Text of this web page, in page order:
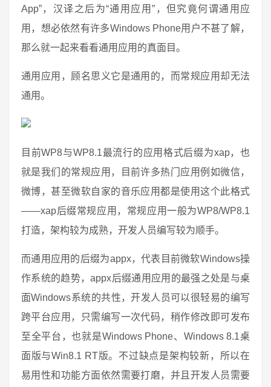
App”，汉译之后为“通用应用”，但究竟何谓通用应
用，想必依然有许多Windows Phone用户不甚了解，
那么就一起来看看通用应用的真面目。
通用应用，顾名思义它是通用的，而常规应用却无法
通用。
目前WP8与WP8.1最流行的应用格式后缀为xap，也
就是我们的常规应用，目前许多热门应用例如微信，
微博，甚至微软自家的音乐应用都是使用这个此格式
——xap后缀常规应用，常规应用一般为WP8/WP8.1
打造，架构较为成熟，开发人员编写较为顺手。
而通用应用的后缀为appx，代表目前微软Windows操
作系统的趋势，appx后缀通用应用的最强之处是与桌
面Windows系统的共性，开发人员可以很轻易的编写
跨平台应用，只需编写一次代码，稍作修改即可发布
至全平台，也就是Windows Phone、Windows 8.1桌
面版与Win8.1 RT版。不过缺点是架构较新，所以在
易用性和功能方面依然需要打磨，并且开发人员需要